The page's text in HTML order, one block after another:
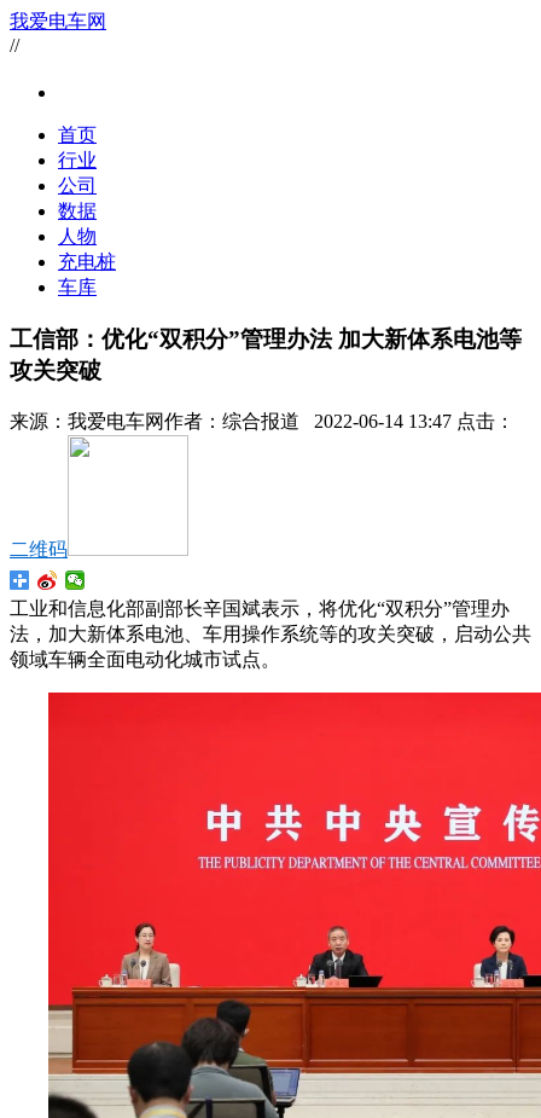
我爱电车网
//
首页
行业
公司
数据
人物
充电桩
车库
工信部：优化“双积分”管理办法 加大新体系电池等
攻关突破
来源： 我爱电车网作者： 综合报道 2022-06-14 13:47 点击：
二维码
工业和信息化部副部长辛国斌表示，将优化“双积分”管理办
法，加大新体系电池、车用操作系统等的攻关突破，启动公共
领域车辆全面电动化城市试点。